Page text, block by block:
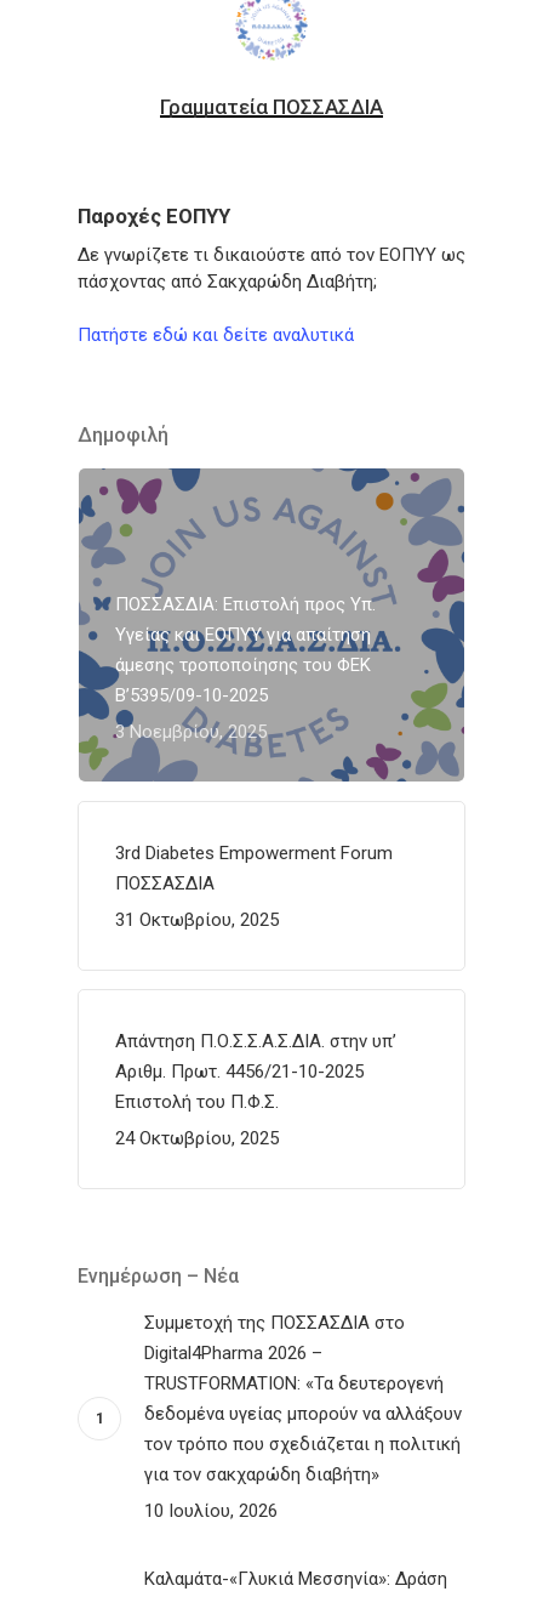
Γραμματεία ΠΟΣΣΑΣΔΙΑ
Παροχές ΕΟΠΥΥ
Δε γνωρίζετε τι δικαιούστε από τον ΕΟΠΥΥ ως
πάσχοντας από Σακχαρώδη Διαβήτη;
Πατήστε εδώ και δείτε αναλυτικά
Δημοφιλή
ΠΟΣΣΑΣΔΙΑ: Επιστολή προς Υπ.
Υγείας και ΕΟΠΥΥ για απαίτηση
άμεσης τροποποίησης του ΦΕΚ
Β’5395/09-10-2025
3 Νοεμβρίου, 2025
3rd Diabetes Empowerment Forum
ΠΟΣΣΑΣΔΙΑ
31 Οκτωβρίου, 2025
Απάντηση Π.Ο.Σ.Σ.Α.Σ.ΔΙΑ. στην υπ’
Αριθμ. Πρωτ. 4456/21-10-2025
Επιστολή του Π.Φ.Σ.
24 Οκτωβρίου, 2025
Ενημέρωση – Νέα
Συμμετοχή της ΠΟΣΣΑΣΔΙΑ στο
Digital4Pharma 2026 –
TRUSTFORMATION: «Τα δευτερογενή
δεδομένα υγείας μπορούν να αλλάξουν
τον τρόπο που σχεδιάζεται η πολιτική
για τον σακχαρώδη διαβήτη»
10 Ιουλίου, 2026
Καλαμάτα-«Γλυκιά Μεσσηνία»: Δράση